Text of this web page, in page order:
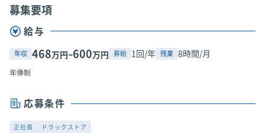
募集要項
給与
年収 468万円~600万円 昇給 1回/年 残業 8時間/月
年俸制
応募条件
正社員 ドラックストア